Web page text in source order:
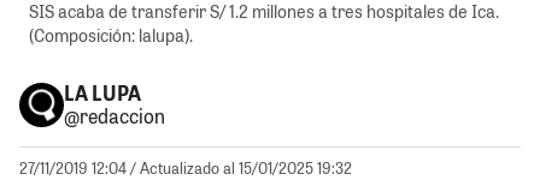
SIS acaba de transferir S/ 1.2 millones a tres hospitales de Ica.
(Composición: lalupa).
LA LUPA
@redaccion
27/11/2019 12:04/ Actualizado al 15/01/2025 19:32